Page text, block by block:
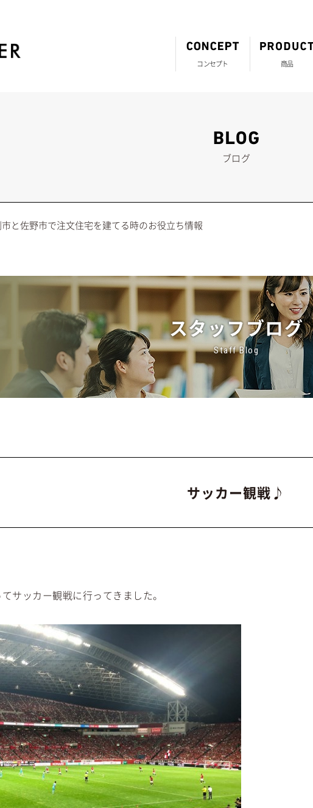
コンセプト 商品
ブログ
と佐野市で注文住宅を建てる時のお役立ち情報
スタッフブログ
Staff Blog
サッカー観戦♪
サッカー観戦に行ってきました。